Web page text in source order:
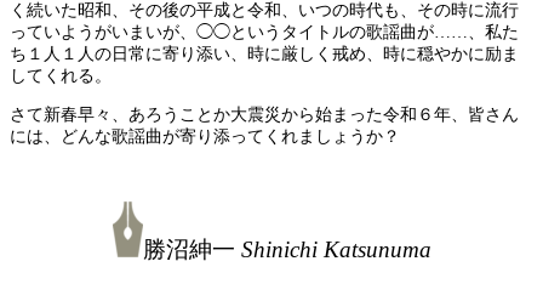
く続いた昭和、その後の平成と令和、いつの時代も、その時に流行
っていようがいまいが、◯◯というタイトルの歌謡曲が……、私た
ち１人１人の日常に寄り添い、時に厳しく戒め、時に穏やかに励ま
してくれる。
さて新春早々、あろうことか大震災から始まった令和６年、皆さん
には、どんな歌謡曲が寄り添ってくれましょうか？
勝沼紳一 Shinichi Katsunuma